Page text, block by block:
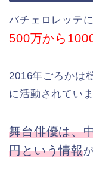
バチェロレッテ
500万から
2016年ごろかは
に活動されていま
舞台俳優は、
円という情報